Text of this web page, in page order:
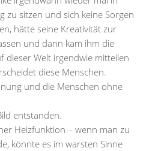
zu sitzen und sich keine Sorgen
hätte seine Kreativität zur
und dann kam ihm die
dieser Welt irgendwie mitteilen
diese Menschen.
und die Menschen ohne
entstanden.
Heizfunktion – wenn man zu
könnte es im warsten Sinne